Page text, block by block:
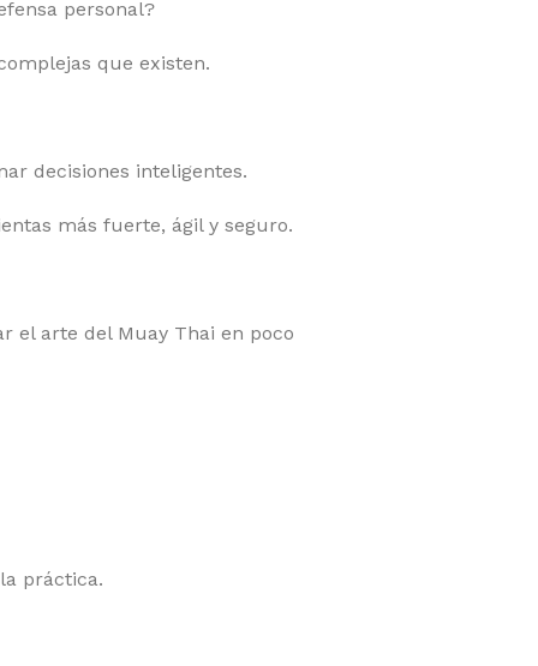
personal?
que existen.
decisiones inteligentes.
más fuerte, ágil y seguro.
el arte del Muay Thai en poco
práctica.